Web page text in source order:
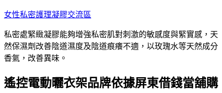
跳
主
要
內
女性私密護理凝膠交流區
私密處緊緻凝膠能夠增強私密肌對刺激的敏感度與緊實感，天
然保濕劑改善陰道濕度及陰道痕癢不適，以玫瑰水等天然成分
香氣，改善異味。
遙控電動曬衣架品牌依據屏東借錢當舖購